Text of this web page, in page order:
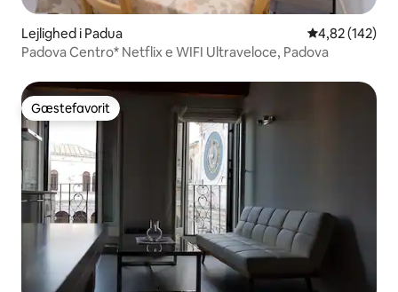
Lejlighed i Padua 4,82 ud af 5 i
4,82 (142)
Padova Centro* Netflix e WIFI Ultraveloce, Padova
Gæstefavorit
Gæstefavorit